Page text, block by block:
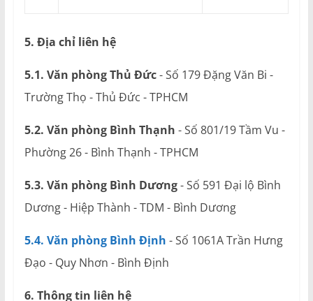
5. Địa chỉ liên hệ
5.1. Văn phòng Thủ Đức- Số 179 Đặng Văn Bi -
Trường Thọ - Thủ Đức - TPHCM
5.2. Văn phòng Bình Thạnh - Số 801/19 Tầm Vu -
Phường 26 - Bình Thạnh - TPHCM
5.3. Văn phòng Bình Dương- Số 591 Đại lộ Bình
Dương - Hiệp Thành - TDM - Bình Dương
5.4. Văn phòng Bình Định - Số 1061A Trần Hưng
Đạo - Quy Nhơn - Bình Định
6. Thông tin liên hệ